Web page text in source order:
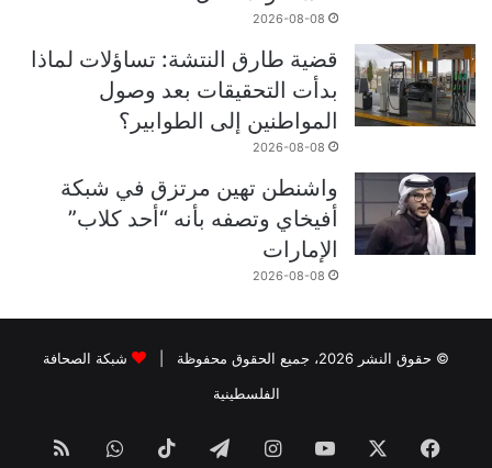
2026-08-08
قضية طارق النتشة: تساؤلات لماذا
بدأت التحقيقات بعد وصول
المواطنين إلى الطوابير؟
2026-08-08
واشنطن تهين مرتزق في شبكة
أفيخاي وتصفه بأنه “أحد كلاب”
الإمارات
2026-08-08
© حقوق النشر 2026، جميع الحقوق محفوظة |
شبكة الصحافة
الفلسطينية
فيسبوك ‫YouTubeانستقرامتيلقرام ‫TikTokواتسابملخص